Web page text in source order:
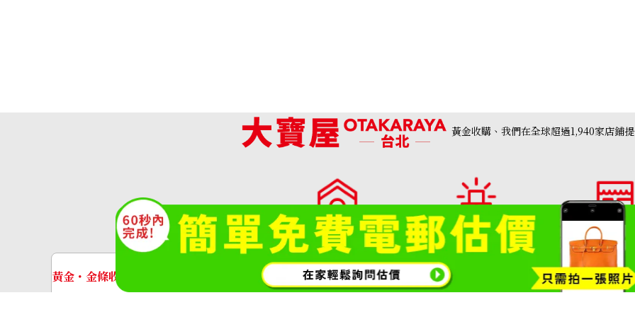
Hermes Birkin 25 Togo Silver hardware Z engraved
收購參考價格
NTD 641,134
收購參考價格
NTD 657,497
黃金收購、我們在全球超過1,940家店鋪
收購專門店・大寶屋
(OTAKARAYA)首頁
收購品類一覽請按此 門市列表
黃金・金條收購 手錶收購 包包・精品收購 鑽石・珠寶